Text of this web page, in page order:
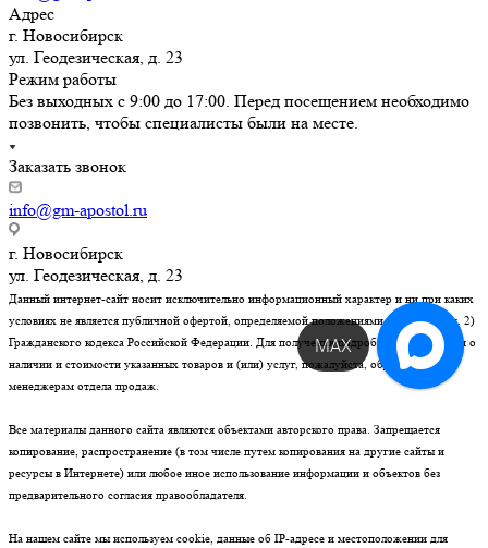
Адрес
г. Новосибирск
ул. Геодезическая, д. 23
Режим работы
Без выходных с 9:00 до 17:00. Перед посещением необходимо
позвонить, чтобы специалисты были на месте.
Заказать звонок
info@gm-apostol.ru
г. Новосибирск
ул. Геодезическая, д. 23
Данный интернет-сайт носит исключительно информационный характер и ни при каких
условиях не является публичной офертой, определяемой положениями статьи 437 (п. 2)
Гражданского кодекса Российской Федерации. Для получения подробной информации о
наличии и стоимости указанных товаров и (или) услуг, пожалуйста, обращайтесь к
менеджерам отдела продаж.
Все материалы данного сайта являются объектами авторского права. Запрещается
копирование, распространение (в том числе путем копирования на другие сайты и
ресурсы в Интернете) или любое иное использование информации и объектов без
предварительного согласия правообладателя.
На нашем сайте мы используем cookie, данные об IP-адресе и местоположении для
Обратный звонок!MAX